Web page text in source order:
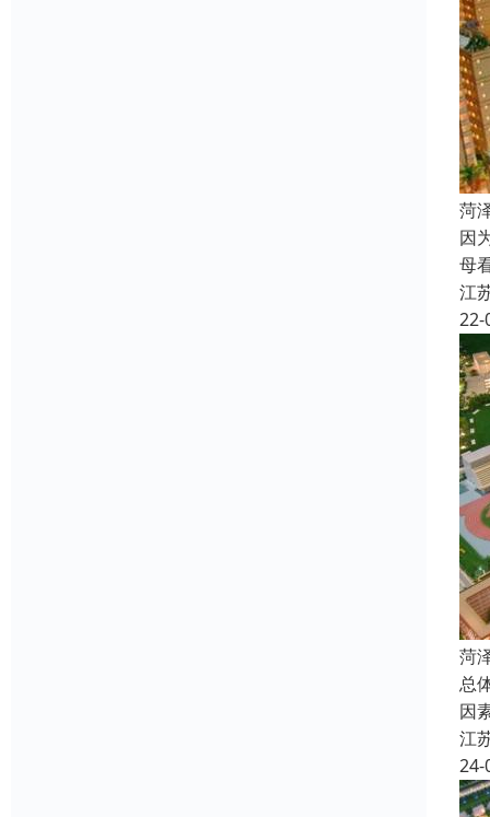
菏
因
母
江
22-
菏
总
因
江
24-